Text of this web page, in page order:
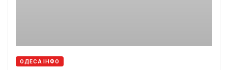
ОДЕСА ІНФО